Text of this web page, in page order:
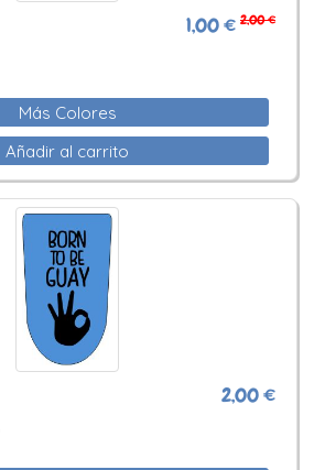
1,00 € 2,00 €
Más Colores
Añadir al carrito
2,00 €